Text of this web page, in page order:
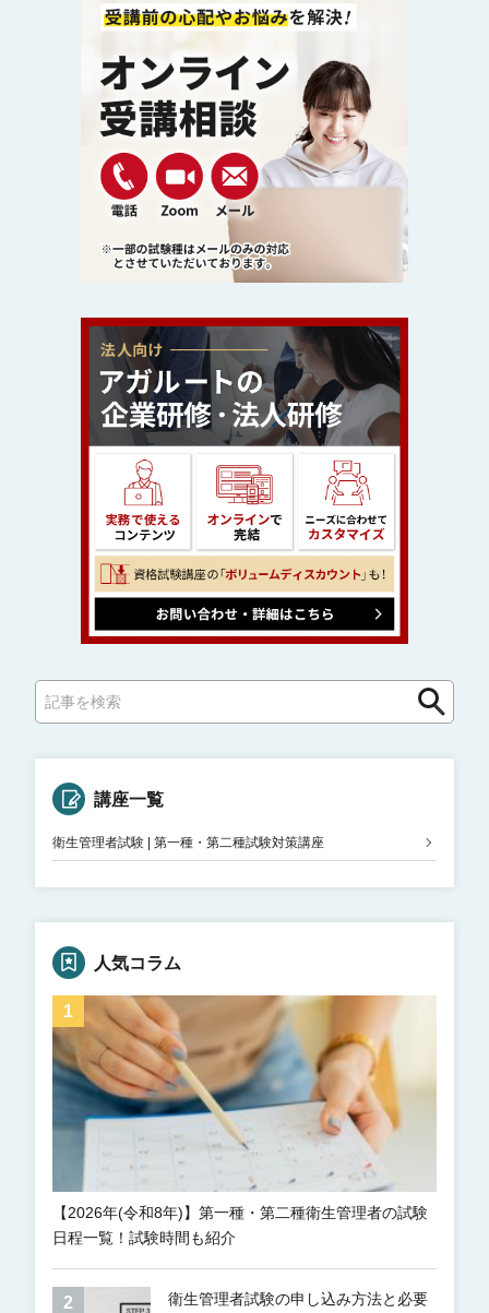
索
検
講座一覧
衛生管理者試験 | 第一種・第二種試験対策講座
人気コラム
【2026年(令和8年)】第一種・第二種衛生管理者の試験
日程一覧！試験時間も紹介
衛生管理者試験の申し込み方法と必要